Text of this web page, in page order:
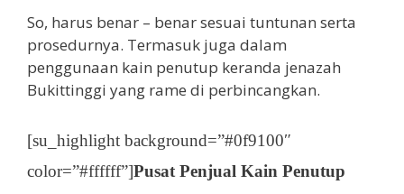
So, harus benar – benar sesuai tuntunan serta
prosedurnya. Termasuk juga dalam
penggunaan kain penutup keranda jenazah
Bukittinggi yang rame di perbincangkan.
[su_highlight background=”#0f9100″
color=”#ffffff”]Pusat Penjual Kain Penutup